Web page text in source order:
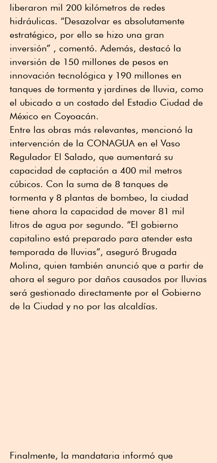
liberaron mil 200 kilómetros de redes
hidráulicas. “Desazolvar es absolutamente
estratégico, por ello se hizo una gran
inversión” , comentó. Además, destacó la
inversión de 150 millones de pesos en
innovación tecnológica y 190 millones en
tanques de tormenta y jardines de lluvia, como
el ubicado a un costado del Estadio Ciudad de
México en Coyoacán.
Entre las obras más relevantes, mencionó la
intervención de la CONAGUA en el Vaso
Regulador El Salado, que aumentará su
capacidad de captación a 400 mil metros
cúbicos. Con la suma de 8 tanques de
tormenta y 8 plantas de bombeo, la ciudad
tiene ahora la capacidad de mover 81 mil
litros de agua por segundo. “El gobierno
capitalino está preparado para atender esta
temporada de lluvias”, aseguró Brugada
Molina, quien también anunció que a partir de
ahora el seguro por daños causados por lluvias
será gestionado directamente por el Gobierno
de la Ciudad y no por las alcaldías.
Finalmente, la mandataria informó que